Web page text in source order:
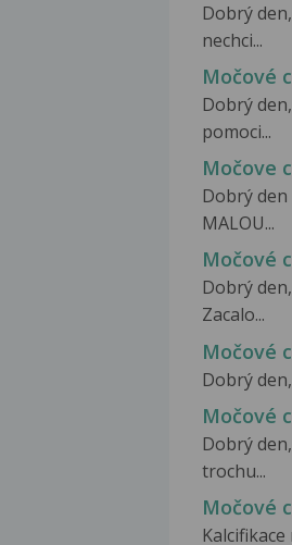
Dobrý
nechci...
Močové
Dobrý
pomoci...
Močove
Dobrý den
MALOU...
Močové
Dobrý
Zacalo...
Močové
Dobrý
Močové
Dobrý
trochu...
Močové